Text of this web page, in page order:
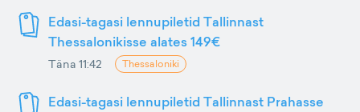
Edasi-tagasi lennupiletid Tallinnast
Thessalonikisse alates 149€
Täna 11:42 Thessaloniki
Edasi-tagasi lennupiletid Tallinnast Prahasse